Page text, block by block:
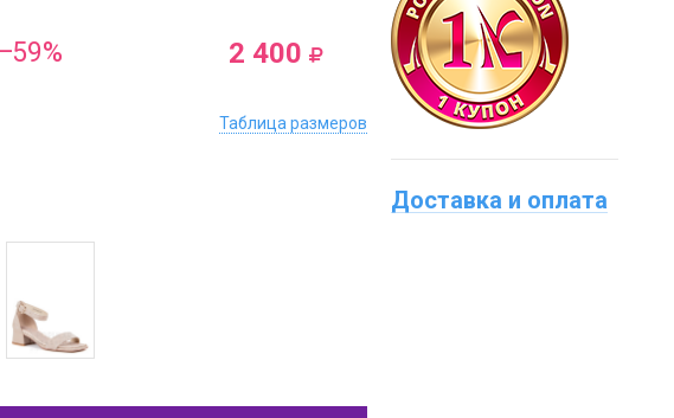
2 400
Таблица размеров
Доставка и оплата